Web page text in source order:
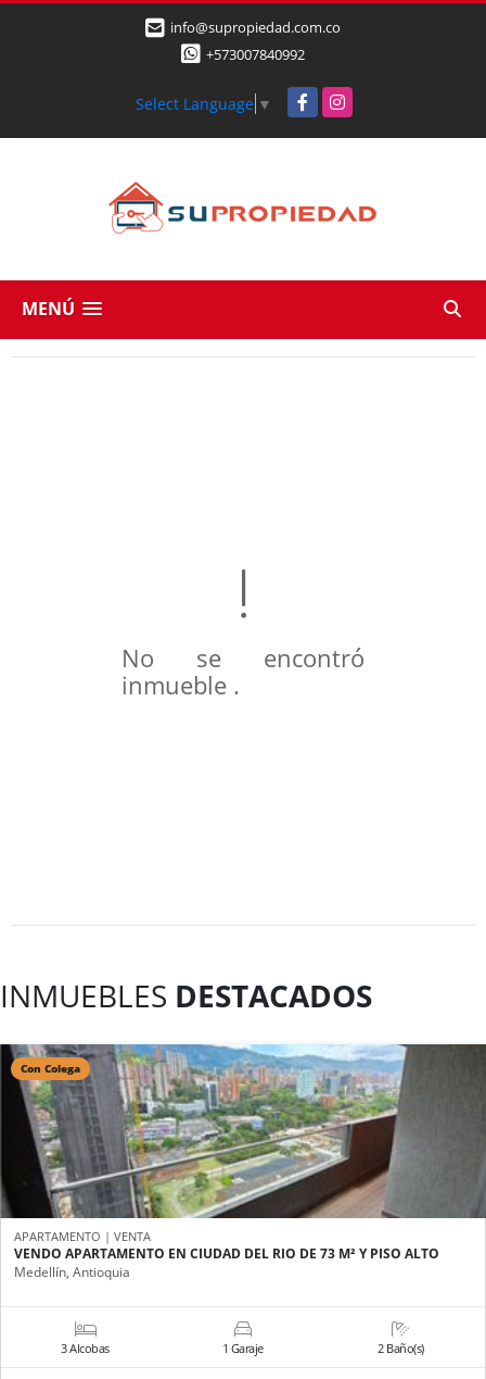
info@supropiedad.com.co
+573007840992
Select Language ▼ FacebookInstagram
MENÚ
No se encontró
inmueble .
INMUEBLES DESTACADOS
Con Colega
APARTAMENTO | VENTA
VENDO APARTAMENTO EN CIUDAD DEL RIO DE 73 M² Y PISO ALTO
Medellín, Antioquia
3 Alcobas 1 Garaje 2 Baño(s)